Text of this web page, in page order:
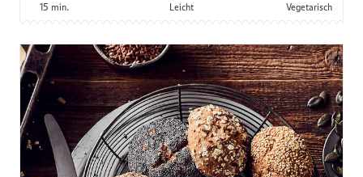
15 min. Leicht Vegetarisch